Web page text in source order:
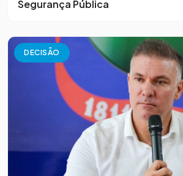
Segurança Pública
DECISÃO